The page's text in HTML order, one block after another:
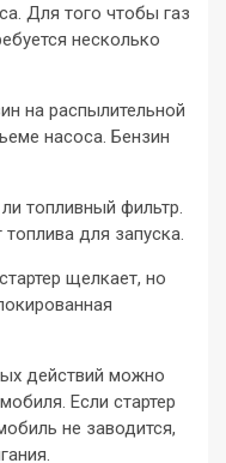
Для того чтобы газ
несколько
на распылительной
насоса. Бензин
топливный фильтр.
для запуска.
щелкает, но
действий можно
Если стартер
не заводится,